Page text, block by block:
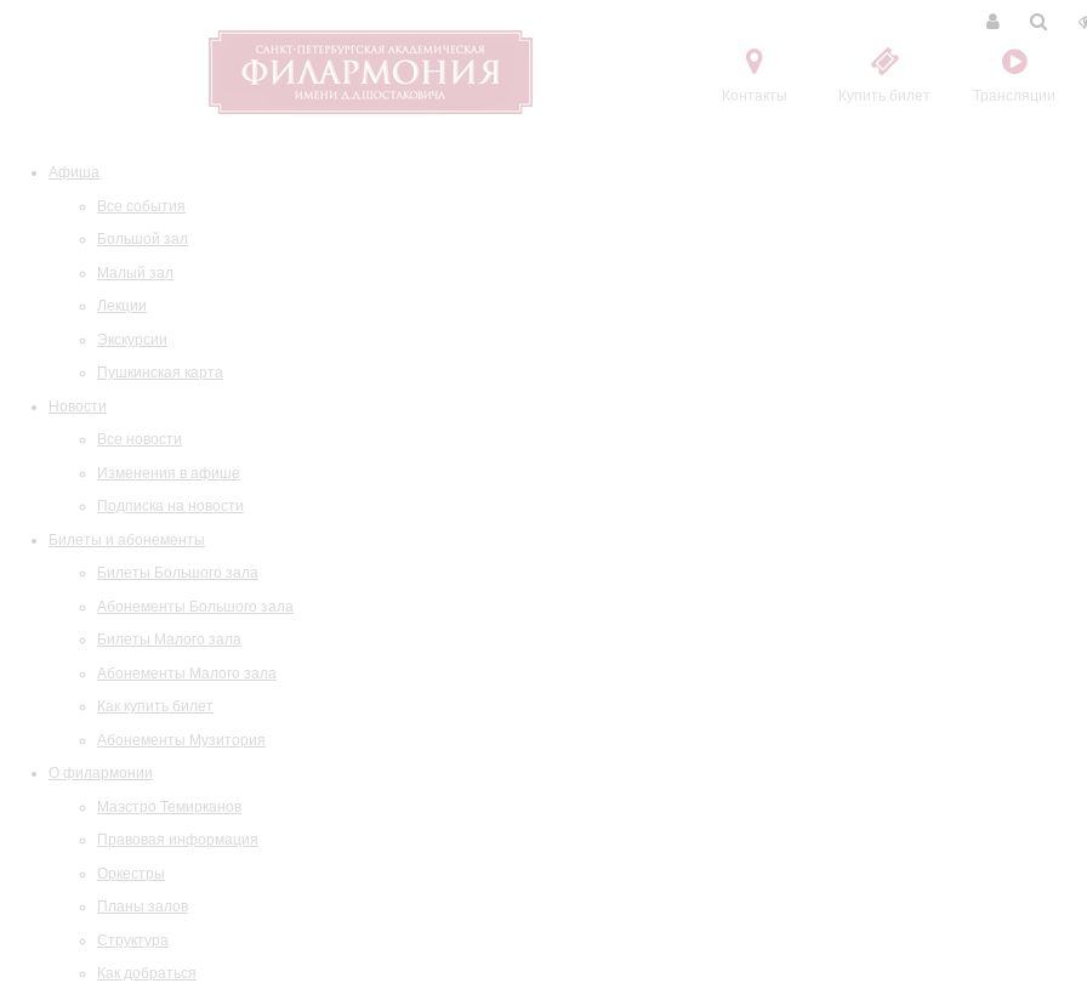
Контакты Купить билет Трансляции
Афиша
Все события
Большой зал
Малый зал
Лекции
Экскурсии
Пушкинская карта
Новости
Все новости
Изменения в афише
Подписка на новости
Билеты и абонементы
Билеты Большого зала
Абонементы Большого зала
Билеты Малого зала
Абонементы Малого зала
Как купить билет
Абонементы Музитория
О филармонии
Маэстро Темирканов
Правовая информация
Оркестры
Планы залов
Структура
Как добраться